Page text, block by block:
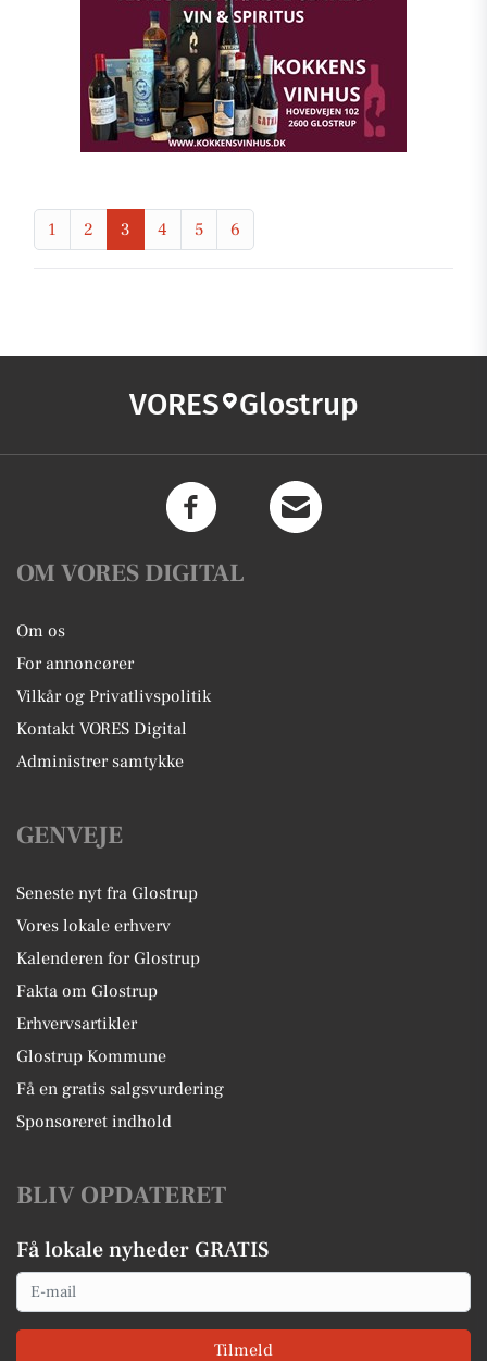
1 2 3 4 5 6
VORES Glostrup
OM VORES DIGITAL
Om os
For annoncører
Vilkår og Privatlivspolitik
Kontakt VORES Digital
Administrer samtykke
GENVEJE
Seneste nyt fra Glostrup
Vores lokale erhverv
Kalenderen for Glostrup
Fakta om Glostrup
Erhvervsartikler
Glostrup Kommune
Få en gratis salgsvurdering
Sponsoreret indhold
BLIV OPDATERET
Få lokale nyheder GRATIS
Email
Tilmeld